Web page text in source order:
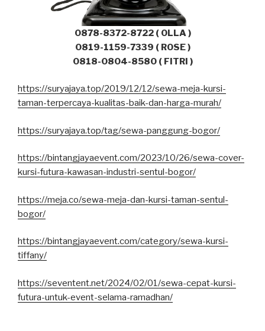
0878-8372-8722 ( OLLA )
0819-1159-7339 ( ROSE )
0818-0804-8580 ( FITRI )
https://suryajaya.top/2019/12/12/sewa-meja-kursi-
taman-terpercaya-kualitas-baik-dan-harga-murah/
https://suryajaya.top/tag/sewa-panggung-bogor/
https://bintangjayaevent.com/2023/10/26/sewa-cover-
kursi-futura-kawasan-industri-sentul-bogor/
https://meja.co/sewa-meja-dan-kursi-taman-sentul-
bogor/
https://bintangjayaevent.com/category/sewa-kursi-
tiffany/
https://seventent.net/2024/02/01/sewa-cepat-kursi-
futura-untuk-event-selama-ramadhan/